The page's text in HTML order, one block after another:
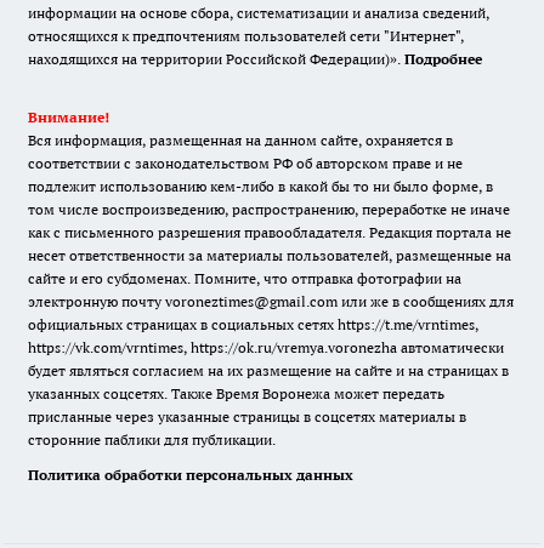
информации на основе сбора, систематизации и анализа сведений,
относящихся к предпочтениям пользователей сети "Интернет",
находящихся на территории Российской Федерации)». Подробнее
Внимание!
Вся информация, размещенная на данном сайте, охраняется в
соответствии с законодательством РФ об авторском праве и не
подлежит использованию кем-либо в какой бы то ни было форме, в
том числе воспроизведению, распространению, переработке не иначе
как с письменного разрешения правообладателя. Редакция портала не
несет ответственности за материалы пользователей, размещенные на
сайте и его субдоменах. Помните, что отправка фотографии на
электронную почту voroneztimes@gmail.com или же в сообщениях для
официальных страницах в социальных сетях https://t.me/vrntimes,
https://vk.com/vrntimes, https://ok.ru/vremya.voronezha автоматически
будет являться согласием на их размещение на сайте и на страницах в
указанных соцсетях. Также Время Воронежа может передать
присланные через указанные страницы в соцсетях материалы в
сторонние паблики для публикации.
Политика обработки персональных данных